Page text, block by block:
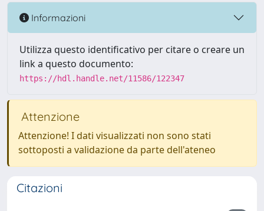
Informazioni
Utilizza questo identificativo per citare o creare un
link a questo documento:
https://hdl.handle.net/11586/122347
Attenzione
Attenzione! I dati visualizzati non sono stati
sottoposti a validazione da parte dell'ateneo
Citazioni